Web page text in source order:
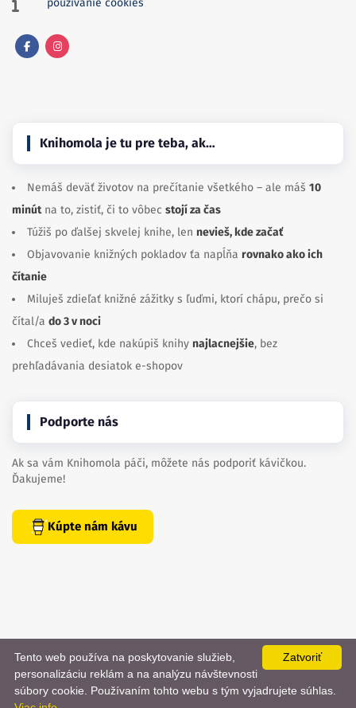
Knihomola je tu pre teba, ak…
Nemáš deväť životov na prečítanie všetkého – ale máš 10
minútna to, zistiť, či to vôbec stojí za čas
Túžiš po ďalšej skvelej knihe, len nevieš, kde začať
Objavovanie knižných pokladov ťa napĺňa rovnako ako ich
čítanie
Miluješ zdieľať knižné zážitky s ľuďmi, ktorí chápu, prečo si
čítal/a do 3 v noci
Chceš vedieť, kde nakúpiš knihy najlacnejšie, bez
prehľadávania desiatok e-shopov
Podporte nás
Ak sa vám Knihomola páči, môžete nás podporiť kávičkou.
Ďakujeme!
Kúpte nám kávu
📨
Zatvoriť
Tento web používa na poskytovanie služieb,
personalizáciu reklám a na analýzu návštevnosti
súbory cookie. Používaním tohto webu s tým vyjadrujete súhlas.